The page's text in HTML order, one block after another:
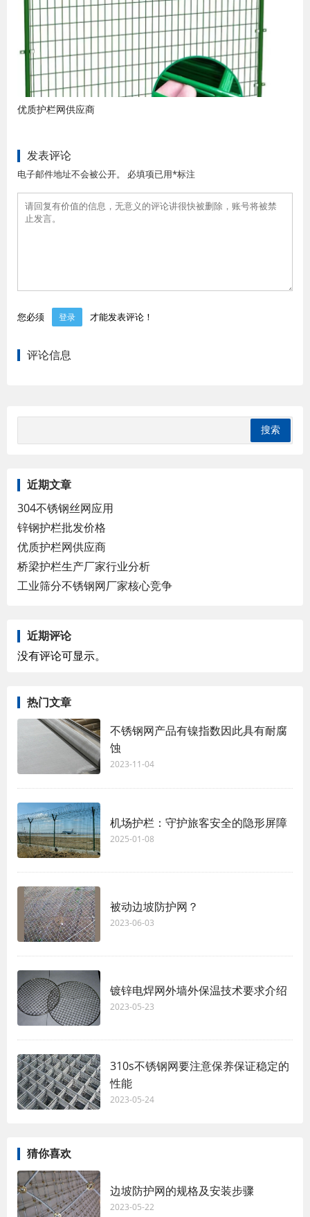
优质护栏网供应商
发表评论
电子邮件地址不会被公开。 必填项已用*标注
您必须 登录 才能发表评论！
评论信息
近期文章
304不锈钢丝网应用
锌钢护栏批发价格
优质护栏网供应商
桥梁护栏生产厂家行业分析
工业筛分不锈钢网厂家核心竞争
近期评论
没有评论可显示。
热门文章
不锈钢网产品有镍指数因此具有耐腐
蚀
2023-11-04
机场护栏：守护旅客安全的隐形屏障
2025-01-08
被动边坡防护网？
2023-06-03
镀锌电焊网外墙外保温技术要求介绍
2023-05-23
310s不锈钢网要注意保养保证稳定的
性能
2023-05-24
猜你喜欢
边坡防护网的规格及安装步骤
2023-05-22